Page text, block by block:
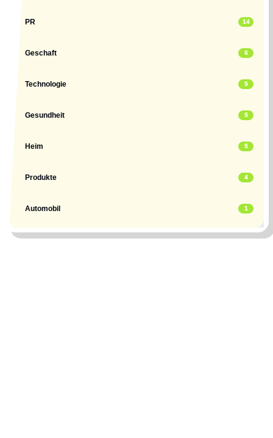
PR 14
Geschaft 6
Technologie 5
Gesundheit 5
Heim 5
Produkte 4
Automobil 1